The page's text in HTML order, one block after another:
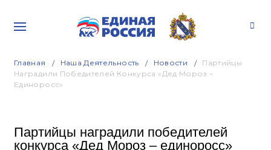
Главная Наша Деятельность Новости
Партийцы
Наградили Победителей Конкурса «Дед Мороз –
Единоросс»
Партийцы наградили победителей
конкурса «Дед Мороз – единоросс»